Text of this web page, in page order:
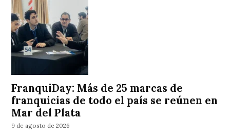
FranquiDay: Más de 25 marcas de
franquicias de todo el país se reúnen en
Mar del Plata
9 de agosto de 2026